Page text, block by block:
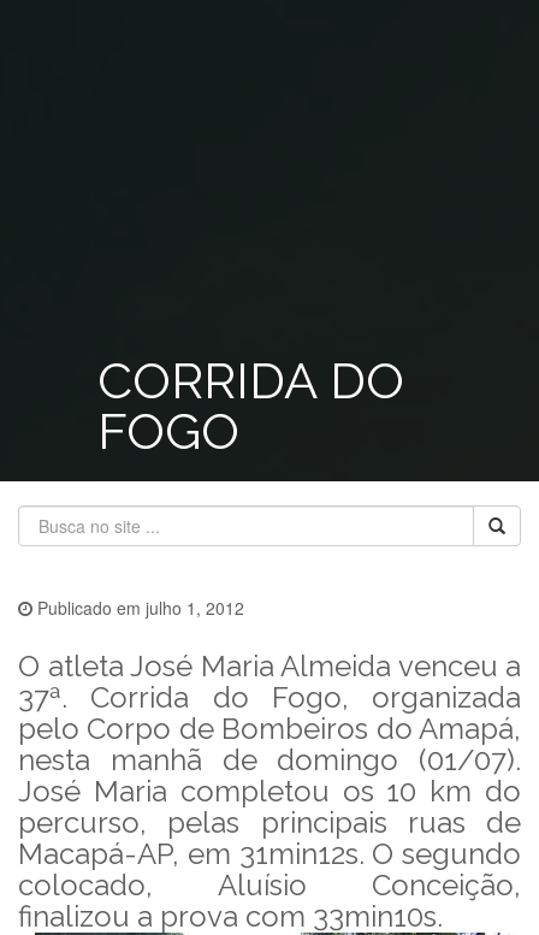
CORRIDA DO
FOGO
Publicado em julho 1, 2012
O atleta José Maria Almeida venceu a
37ª. Corrida do Fogo, organizada
pelo Corpo de Bombeiros do Amapá,
nesta manhã de domingo (01/07).
José Maria completou os 10 km do
percurso, pelas principais ruas de
Macapá-AP, em 31min12s. O segundo
colocado, Aluísio Conceição,
finalizou a prova com 33min10s.